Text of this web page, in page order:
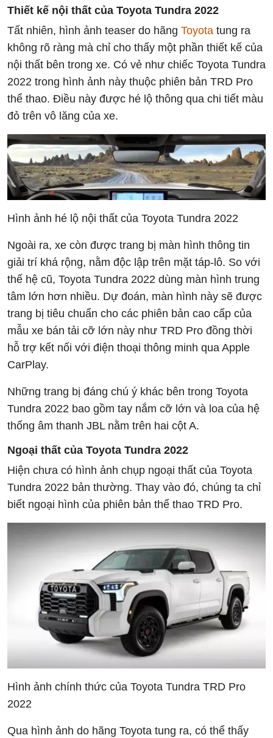
Thiết kế nội thất của Toyota Tundra 2022
Tất nhiên, hình ảnh teaser do hãng Toyota tung ra
không rõ ràng mà chỉ cho thấy một phần thiết kế của
nội thất bên trong xe. Có vẻ như chiếc Toyota Tundra
2022 trong hình ảnh này thuộc phiên bản TRD Pro
thể thao. Điều này được hé lộ thông qua chi tiết màu
đỏ trên vô lăng của xe.
Hình ảnh hé lộ nội thất của Toyota Tundra 2022
Ngoài ra, xe còn được trang bị màn hình thông tin
giải trí khá rộng, nằm độc lập trên mặt táp-lô. So với
thế hệ cũ, Toyota Tundra 2022 dùng màn hình trung
tâm lớn hơn nhiều. Dự đoán, màn hình này sẽ được
trang bị tiêu chuẩn cho các phiên bản cao cấp của
mẫu xe bán tải cỡ lớn này như TRD Pro đồng thời
hỗ trợ kết nối với điện thoại thông minh qua Apple
CarPlay.
Những trang bị đáng chú ý khác bên trong Toyota
Tundra 2022 bao gồm tay nắm cỡ lớn và loa của hệ
thống âm thanh JBL nằm trên hai cột A.
Ngoại thất của Toyota Tundra 2022
Hiện chưa có hình ảnh chụp ngoại thất của Toyota
Tundra 2022 bản thường. Thay vào đó, chúng ta chỉ
biết ngoại hình của phiên bản thể thao TRD Pro.
Hình ảnh chính thức của Toyota Tundra TRD Pro
2022
Qua hình ảnh do hãng Toyota tung ra, có thể thấy